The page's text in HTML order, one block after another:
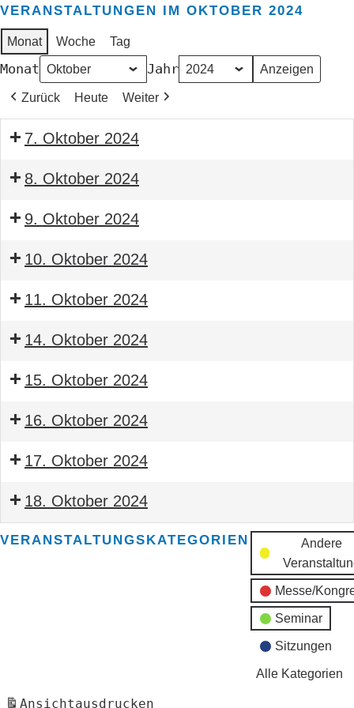
VERANSTALTUNGEN IM OKTOBER 2024
Monat Woche Tag
Monat Jahr
Zurück Heute Weiter
7. Oktober 2024
Seminar
Bauleitender
Obermonteur
8. Oktober 2024
Seminar
Bauleitender
Obermonteur
9. Oktober 2024
Seminar
Bauleitender
Obermonteur
10. Oktober 2024
Seminar
Bauleitender
Obermonteur
11. Oktober 2024
Seminar
Bauleitender
Obermonteur
14. Oktober 2024
Seminar
Bauleiter
BTGA
15. Oktober 2024
Seminar
Bauleiter
BTGA
16. Oktober 2024
Seminar
Bauleiter
BTGA
17. Oktober 2024
Seminar
Bauleiter
BTGA
18. Oktober 2024
Seminar
VERANSTALTUNGSKATEGORIEN
Andere
Messe/
Seminar
Sitzungen
Alle Kategorien
Ansichtausdrucken